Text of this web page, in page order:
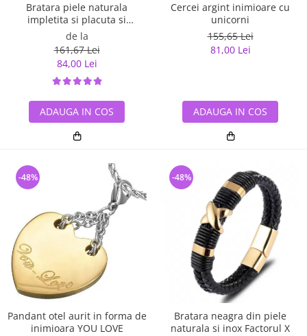
Bratara piele naturala
impletita si placuta si
inchizatoare din inox
de la
161,67 Lei
84,00 Lei
ADAUGA IN COS
Cercei argint inimioare cu
unicorni
155,65 Lei
81,00 Lei
ADAUGA IN COS
Pandant otel aurit in forma de
inimioara YOU LOVE
-48%
Bratara neagra din piele
naturala si inox Factorul X
-48%